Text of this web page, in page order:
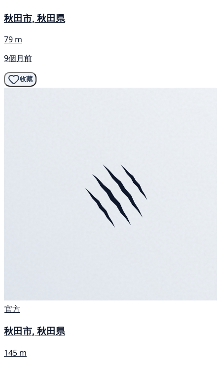
秋田市, 秋田県
79 m
9個月前
收藏
官方
秋田市, 秋田県
145 m